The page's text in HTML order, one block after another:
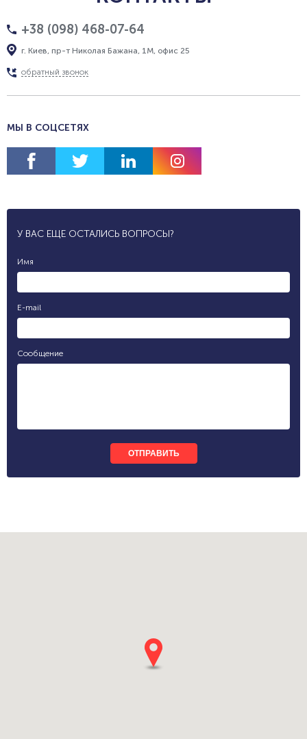
+38 (098) 468-07-64
г. Киев, пр-т Николая Бажана, 1М, офис 25
обратный звонок
МЫ В СОЦСЕТЯХ
У ВАС ЕЩЕ ОСТАЛИСЬ ВОПРОСЫ?
Имя
E-mail
Сообщение
ОТПРАВИТЬ